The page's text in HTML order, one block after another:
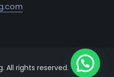
All rights reserved.